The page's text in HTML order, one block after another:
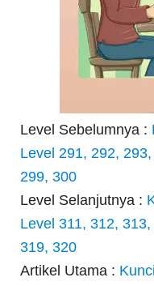
Level Sebelumnya :
Level 291, 292,
299, 300
Level Selanjutnya :
Level 311, 312,
319, 320
Artikel Utama :